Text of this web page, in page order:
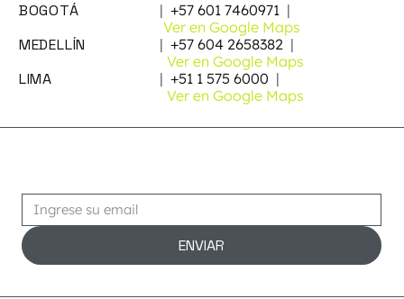
BOGOTÁ | +57 601 7460971 |
Ver en Google Maps
MEDELLÍN | +57 604 2658382 |
Ver en Google Maps
LIMA | +51 1 575 6000 |
Ver en Google Maps
ENVIAR